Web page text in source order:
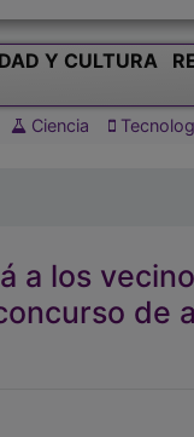
Y CULTURA
Ciencia
a los
de